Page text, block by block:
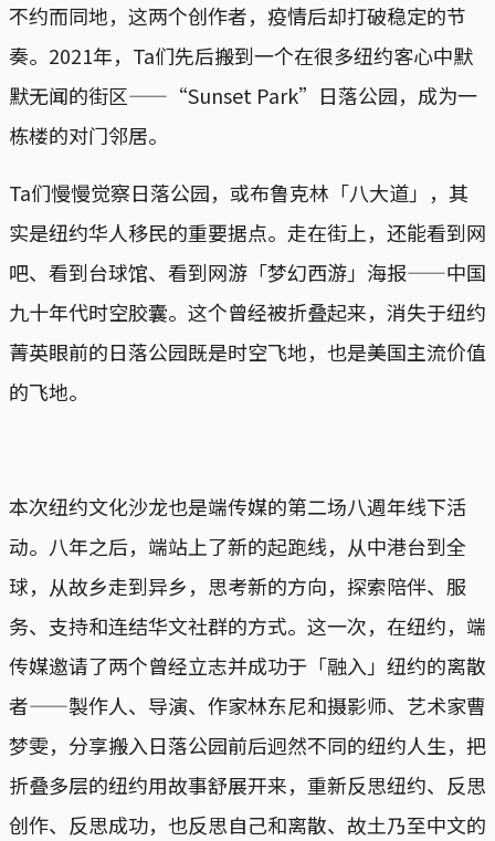
不约而同地，这两个创作者，疫情后却打破稳定的节
奏。2021年，Ta们先后搬到一个在很多纽约客心中默
默无闻的街区——“Sunset Park”日落公园，成为一
栋楼的对门邻居。
Ta们慢慢觉察日落公园，或布鲁克林「八大道」，其
实是纽约华人移民的重要据点。走在街上，还能看到网
吧、看到台球馆、看到网游「梦幻西游」海报——中国
九十年代时空胶囊。这个曾经被折叠起来，消失于纽约
菁英眼前的日落公园既是时空飞地，也是美国主流价值
的飞地。
本次纽约文化沙龙也是端传媒的第二场八週年线下活
动。八年之后，端站上了新的起跑线，从中港台到全
球，从故乡走到异乡，思考新的方向，探索陪伴、服
务、支持和连结华文社群的方式。这一次，在纽约，端
传媒邀请了两个曾经立志并成功于「融入」纽约的离散
者——製作人、导演、作家林东尼和摄影师、艺术家曹
梦雯，分享搬入日落公园前后迥然不同的纽约人生，把
折叠多层的纽约用故事舒展开来，重新反思纽约、反思
创作、反思成功，也反思自己和离散、故土乃至中文的